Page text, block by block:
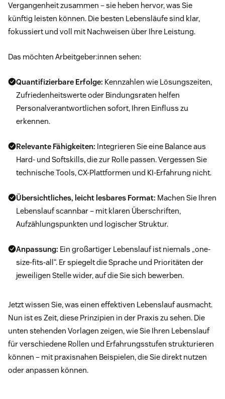
Vergangenheit zusammen – sie heben hervor, was Sie
künftig leisten können. Die besten Lebensläufe sind klar,
fokussiert und voll mit Nachweisen über Ihre Leistung.
Das möchten Arbeitgeber:innen sehen:
Quantifizierbare Erfolge: Kennzahlen wie Lösungszeiten,
Zufriedenheitswerte oder Bindungsraten helfen
Personalverantwortlichen sofort, Ihren Einfluss zu
erkennen.
Relevante Fähigkeiten: Integrieren Sie eine Balance aus
Hard- und Softskills, die zur Rolle passen. Vergessen Sie
technische Tools, CX-Plattformen und KI-Erfahrung nicht.
Übersichtliches, leicht lesbares Format: Machen Sie Ihren
Lebenslauf scannbar – mit klaren Überschriften,
Aufzählungspunkten und logischer Struktur.
Anpassung: Ein großartiger Lebenslauf ist niemals „one-
size-fits-all“. Er spiegelt die Sprache und Prioritäten der
jeweiligen Stelle wider, auf die Sie sich bewerben.
Jetzt wissen Sie, was einen effektiven Lebenslauf ausmacht.
Nun ist es Zeit, diese Prinzipien in der Praxis zu sehen. Die
unten stehenden Vorlagen zeigen, wie Sie Ihren Lebenslauf
für verschiedene Rollen und Erfahrungsstufen strukturieren
können – mit praxisnahen Beispielen, die Sie direkt nutzen
oder anpassen können.